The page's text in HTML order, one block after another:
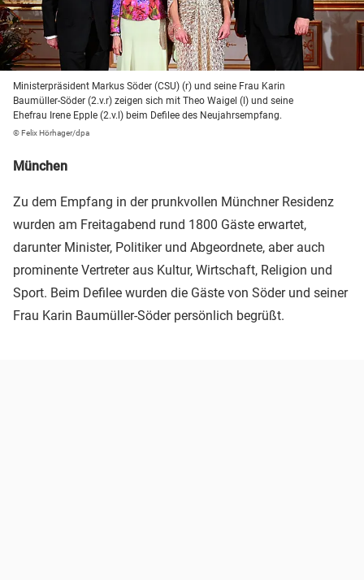
Ministerpräsident Markus Söder (CSU) (r) und seine Frau Karin
Baumüller-Söder (2.v.r) zeigen sich mit Theo Waigel (l) und seine
Ehefrau Irene Epple (2.v.l) beim Defilee des Neujahrsempfang.
© Felix Hörhager/dpa
München
Zu dem Empfang in der prunkvollen Münchner Residenz
wurden am Freitagabend rund 1800 Gäste erwartet,
darunter Minister, Politiker und Abgeordnete, aber auch
prominente Vertreter aus Kultur, Wirtschaft, Religion und
Sport. Beim Defilee wurden die Gäste von Söder und seiner
Frau Karin Baumüller-Söder persönlich begrüßt.